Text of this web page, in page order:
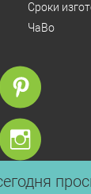
Сроки
ЧаВо
2026 PrintMarket